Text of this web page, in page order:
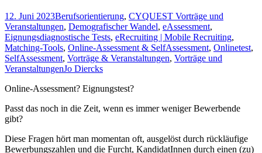
12. Juni 2023Berufsorientierung, CYQUEST Vorträge und
Veranstaltungen, Demografischer Wandel, eAssessment,
Eignungsdiagnostische Tests, eRecruiting | Mobile Recruiting,
Matching-Tools, Online-Assessment & SelfAssessment, Onlinetest,
SelfAssessment, Vorträge & Veranstaltungen, Vorträge und
VeranstaltungenJo Diercks
Online-Assessment? Eignungstest?
Passt das noch in die Zeit, wenn es immer weniger Bewerbende
gibt?
Diese Fragen hört man momentan oft, ausgelöst durch rückläufige
Bewerbungszahlen und die Furcht, KandidatInnen durch einen (zu)